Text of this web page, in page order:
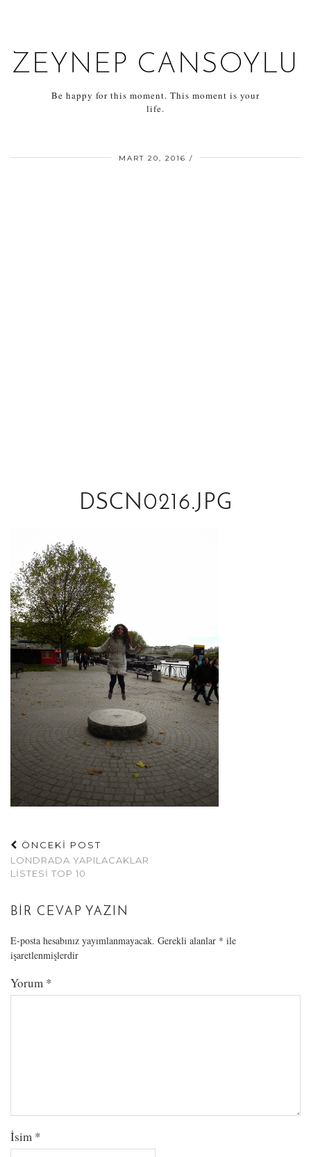
ZEYNEP CANSOYLU
Be happy for this moment. This moment is your
life.
MART 20, 2016
DSCN0216.JPG
ÖNCEKİ POST
LONDRADA YAPILACAKLAR
LISTESI TOP 10
BIR CEVAP YAZIN
E-posta hesabınız yayımlanmayacak. Gerekli alanlar * ile
işaretlenmişlerdir
Yorum *
İsim *